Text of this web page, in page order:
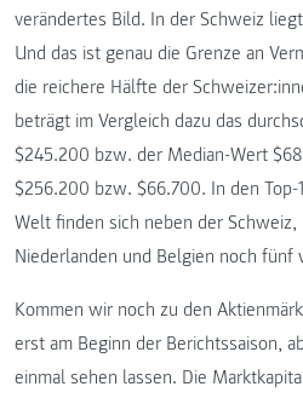
verändertes Bild. In der Schweiz
Und das ist genau die Grenze an
die reichere Hälfte der
beträgt im Vergleich dazu das
$245.200 bzw. der Median-Wert
$256.200 bzw. $66.700. In den
Welt finden sich neben der
Niederlanden und Belgien noch fünf
Kommen wir noch zu den
erst am Beginn der Berichtssaison,
einmal sehen lassen. Die